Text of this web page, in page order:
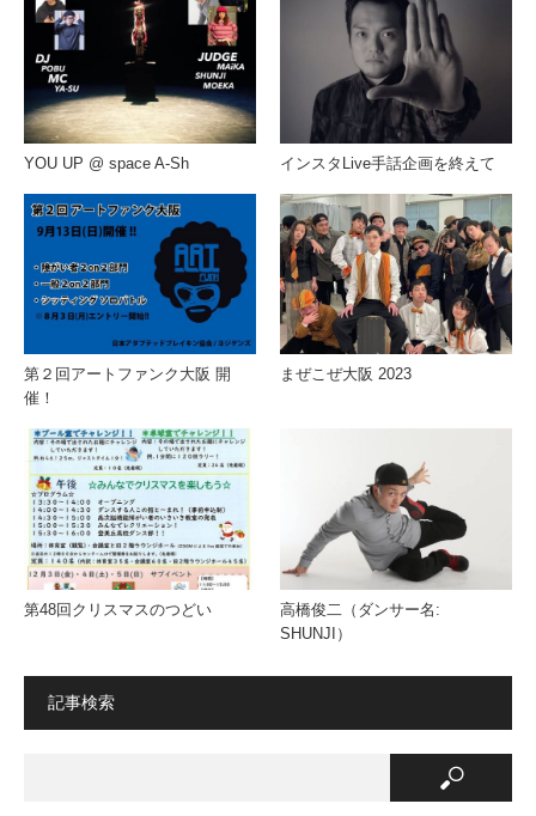
YOU UP @ space A-Sh インスタLive手話企画を終えて
第２回アートファンク大阪 開
催！
まぜこぜ大阪 2023
第48回クリスマスのつどい
高橋俊二（ダンサー名:
SHUNJI）
記事検索